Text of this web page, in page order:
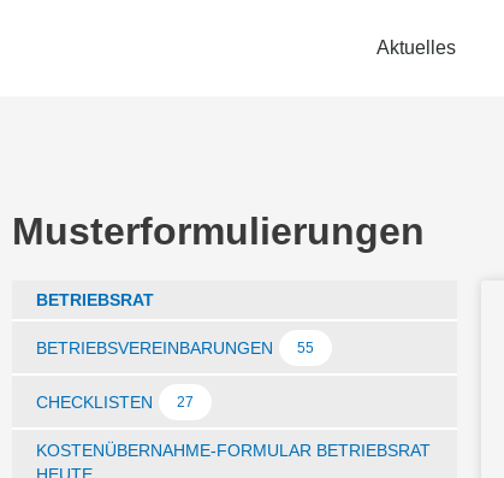
Aktuelles
Musterformulierungen
BETRIEBSRAT
BETRIEBSVEREINBARUNGEN 55
CHECKLISTEN 27
KOSTENÜBERNAHME-FORMULAR BETRIEBSRAT